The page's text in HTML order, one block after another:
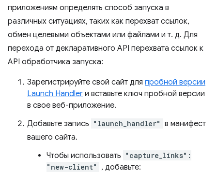
приложениям определять способ запуска в
различных ситуациях, таких как перехват ссылок,
обмен целевыми объектами или файлами и т. д. Для
перехода от декларативного API перехвата ссылок к
API обработчика запуска:
Зарегистрируйте свой сайт для пробной версии
Launch Handler и вставьте ключ пробной версии
в свое веб-приложение.
Добавьте запись "launch_handler" в манифест
вашего сайта.
Чтобы использовать "capture_links":
"new-client"
, добавьте: